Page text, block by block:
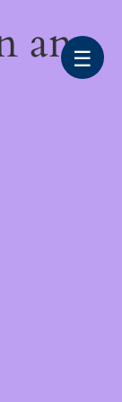
an☰